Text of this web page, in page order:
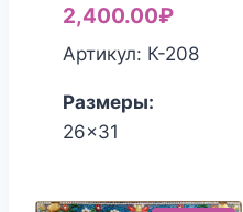
цена
2,400.00₽
цена:
Артикул: К-208
Размеры:
26x31